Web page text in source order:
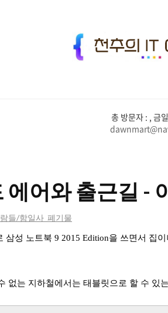
천
추
IT
이
기
총 방문자 : , 금
에어와 출근길 -
들/함일사_폐기물
삼성 노트북 9 2015 Edition을 쓰면서 집
없는 지하철에서는 태블릿으로 할 수 있